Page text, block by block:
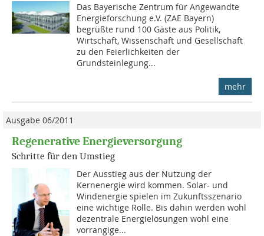
Das Bayerische Zentrum für Angewandte
Energieforschung e.V. (ZAE Bayern)
begrüßte rund 100 Gäste aus Politik,
Wirtschaft, Wissenschaft und Gesellschaft
zu den Feierlichkeiten der
Grundsteinlegung...
mehr
Ausgabe 06/2011
Regenerative Energieversorgung
Schritte für den Umstieg
Der Ausstieg aus der Nutzung der
Kernenergie wird kommen. Solar- und
Windenergie spielen im Zukunftsszenario
eine wichtige Rolle. Bis dahin werden wohl
dezentrale Energielösungen wohl eine
vorrangige...